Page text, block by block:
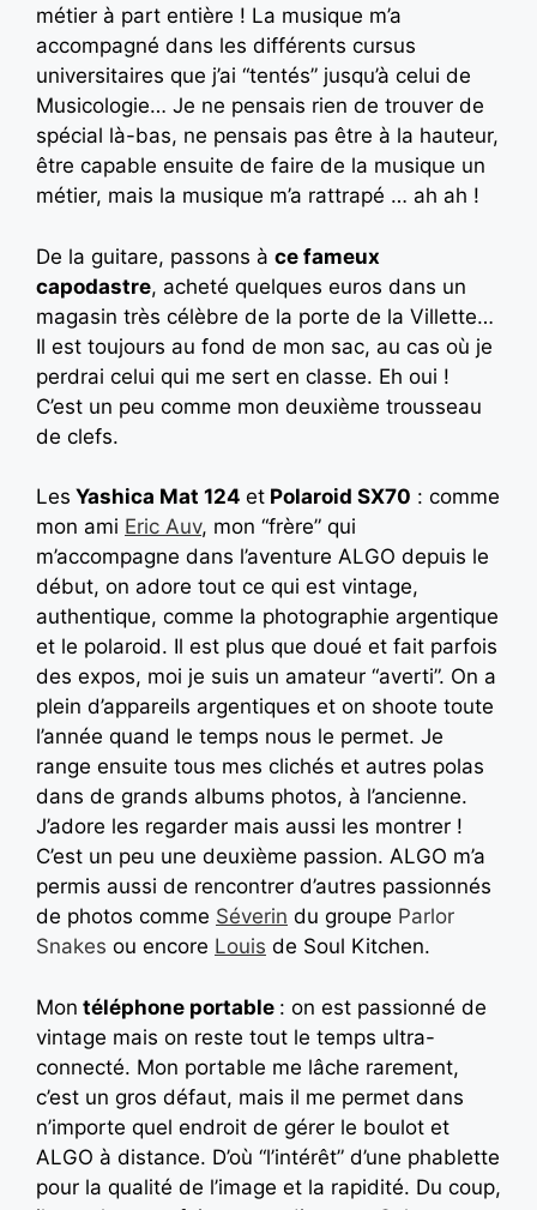
métier à part entière ! La musique m’a
accompagné dans les différents cursus
universitaires que j’ai “tentés” jusqu’à celui de
Musicologie… Je ne pensais rien de trouver de
spécial là-bas, ne pensais pas être à la hauteur,
être capable ensuite de faire de la musique un
métier, mais la musique m’a rattrapé … ah ah !
De la guitare, passons à ce fameux
capodastre, acheté quelques euros dans un
magasin très célèbre de la porte de la Villette…
Il est toujours au fond de mon sac, au cas où je
perdrai celui qui me sert en classe. Eh oui !
C’est un peu comme mon deuxième trousseau
de clefs.
Les Yashica Mat 124 et Polaroid SX70 : comme
mon ami Eric Auv, mon “frère” qui
m’accompagne dans l’aventure ALGO depuis le
début, on adore tout ce qui est vintage,
authentique, comme la photographie argentique
et le polaroid. Il est plus que doué et fait parfois
des expos, moi je suis un amateur “averti”. On a
plein d’appareils argentiques et on shoote toute
l’année quand le temps nous le permet. Je
range ensuite tous mes clichés et autres polas
dans de grands albums photos, à l’ancienne.
J’adore les regarder mais aussi les montrer !
C’est un peu une deuxième passion. ALGO m’a
permis aussi de rencontrer d’autres passionnés
de photos comme Séverin du groupe Parlor
Snakes ou encore Louis de Soul Kitchen.
Mon téléphone portable : on est passionné de
vintage mais on reste tout le temps ultra-
connecté. Mon portable me lâche rarement,
c’est un gros défaut, mais il me permet dans
n’importe quel endroit de gérer le boulot et
ALGO à distance. D’où “l’intérêt” d’une phablette
pour la qualité de l’image et la rapidité. Du coup,